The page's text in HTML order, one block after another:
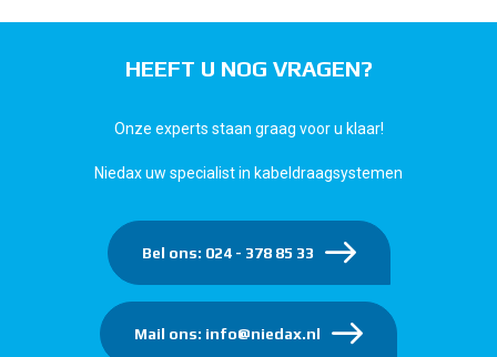
HEEFT U NOG VRAGEN?
Onze experts staan graag voor u klaar!
Niedax uw specialist in kabeldraagsystemen
Bel ons: 024 - 378 85 33
Mail ons: info@niedax.nl